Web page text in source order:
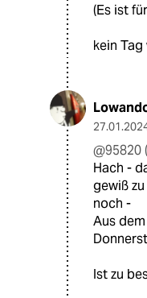
(Es ist
kein
@95820
Hach -
gewiß
noch -
Aus
Ist zu